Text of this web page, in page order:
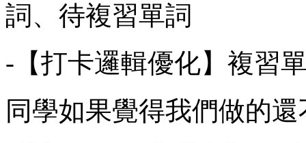
詞、待複習單詞
-【打卡邏輯優化】複習
同學如果覺得我們做的